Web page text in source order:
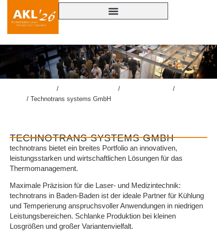
/ / /
/ Technotrans systems GmbH
TECHNOTRANS SYSTEMS GMBH
technotrans bietet ein breites Portfolio an innovativen,
leistungsstarken und wirtschaftlichen Lösungen für das
Thermomanagement.
Maximale Präzision für die Laser- und Medizintechnik:
technotrans in Baden-Baden ist der ideale Partner für Kühlung
und Temperierung anspruchsvoller Anwendungen in niedrigen
Leistungsbereichen. Schlanke Produktion bei kleinen
Losgrößen und großer Variantenvielfalt.